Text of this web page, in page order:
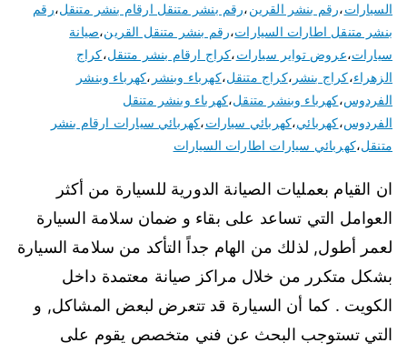
السيارات،رقم بنشر القرين،رقم بنشر متنقل ارقام بنشر متنقل،رقم
بنشر متنقل اطارات السيارات،رقم بنشر متنقل القرين،صيانة
سيارات،عروض تواير سيارات،كراج ارقام بنشر متنقل،كراج
الزهراء،كراج بنشر ،كراج متنقل،كهرباء وبنشر ،كهرباء وبنشر
الفردوس،كهرباء وبنشر متنقل،كهرباء وبنشر متنقل
الفردوس،كهربائي،كهربائي سيارات،كهربائي سيارات ارقام بنشر
متنقل،كهربائي سيارات اطارات السيارات
ان القيام بعمليات الصيانة الدورية للسيارة من أكثر
العوامل التي تساعد على بقاء و ضمان سلامة السيارة
لعمر أطول, لذلك من الهام جداً التأكد من سلامة السيارة
بشكل متكرر من خلال مراكز صيانة معتمدة داخل
الكويت . كما أن السيارة قد تتعرض لبعض المشاكل, و
التي تستوجب البحث عن فني متخصص يقوم على